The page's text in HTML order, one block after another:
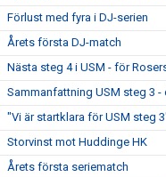
Förlust med fyra i DJ-serien
Årets första DJ-match
Nästa steg 4 i USM - för
Sammanfattning USM steg 3 -
"Vi är startklara för USM steg
Storvinst mot Huddinge HK
Årets första seriematch